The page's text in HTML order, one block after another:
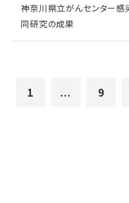
神奈川県立がんセンター
同研究の成果
1 ... 9